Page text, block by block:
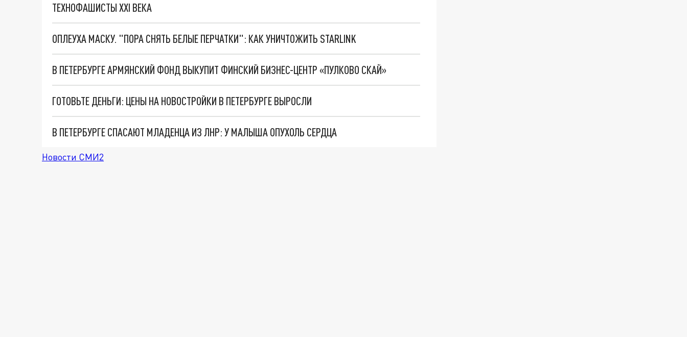
ТЕХНОФАШИСТЫ XXI ВЕКА
ОПЛЕУХА МАСКУ. "ПОРА СНЯТЬ БЕЛЫЕ ПЕРЧАТКИ": КАК УНИЧТОЖИТЬ STARLINK
В ПЕТЕРБУРГЕ АРМЯНСКИЙ ФОНД ВЫКУПИТ ФИНСКИЙ БИЗНЕС-ЦЕНТР «ПУЛКОВО СКАЙ»
ГОТОВЬТЕ ДЕНЬГИ: ЦЕНЫ НА НОВОСТРОЙКИ В ПЕТЕРБУРГЕ ВЫРОСЛИ
В ПЕТЕРБУРГЕ СПАСАЮТ МЛАДЕНЦА ИЗ ЛНР: У МАЛЫША ОПУХОЛЬ СЕРДЦА
Новости СМИ2